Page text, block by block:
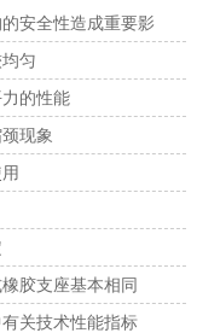
胶支座
架支座
安全性造成重要影
匀
的性能
现象
胶支座基本相同
关技术性能指标